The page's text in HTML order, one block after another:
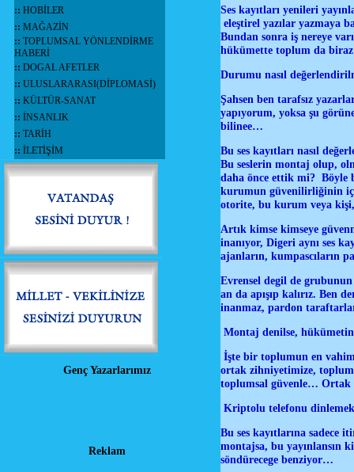
:: HOBİLER
:: MAĞAZİN
:: TOPLUMSAL YÖNLENDİRME
HABERİ
:: DOGAL AFETLER
:: ULUSLARARASI(DİPLOMASİ)
:: KÜLTÜR-SANAT
:: İNSANLIK
:: TARİH
:: İLETİŞİM
Genç Yazarlarımız
Reklam
Ses kayıtları yenileri
eleştirel yazılar yazmaya
Bundan sonra iş nereye
hükümette toplum da
Durumu nasıl
Şahsen ben tarafsız
yapıyorum, yoksa şu
bilinee…
Bu ses kayıtları nasıl
Bu seslerin montaj olup,
daha önce ettik mi? Böyle
kurumun güvenilirliğinin
otorite, bu kurum veya kişi,
Artık kimse kimseye
inanıyor, Digeri aynı ses
ajanların, kumpascıların
Evrensel degil de
an da apışıp kalırız. Ben
inanmaz, pardon
Montaj denilse, hükümetin
İşte bir toplumun en
ortak zihniyetimize,
toplumsal güvenle… Ortak
Kriptolu telefonu
Bu ses kayıtlarına sadece
montajsa, bu yayınlansın
söndürecege benziyor…